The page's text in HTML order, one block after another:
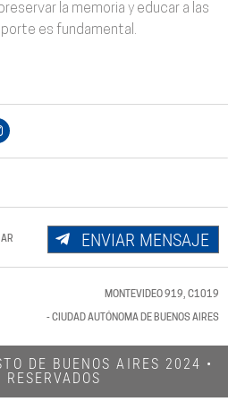
la memoria y educar a las
es fundamental.
ENVIAR MENSAJE
MONTEVIDEO 919, C1019
- CIUDAD AUTÓNOMA DE BUENOS AIRES
DE BUENOS AIRES 2024​ •